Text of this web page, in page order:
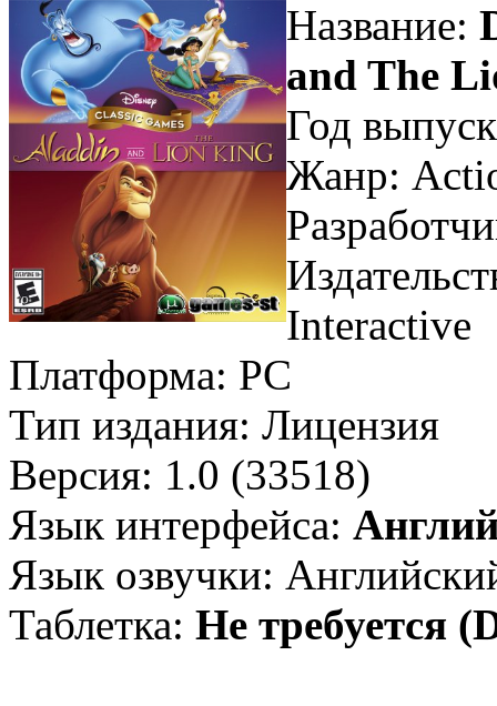
Название:
and The
Год
Жанр:
Interactive
Платформа: PC
Тип издания: Лицензия
Версия: 1.0 (33518)
Язык интерфейса:
Язык озвучки:
Таблетка: Не требуется